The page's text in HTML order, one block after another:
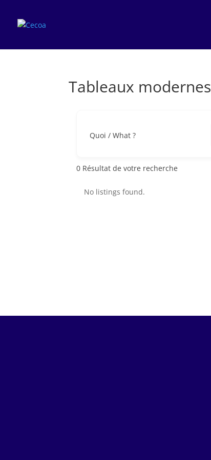
Tableaux modernes
Quoi / What ?
0 Résultat de votre recherche
No listings found.